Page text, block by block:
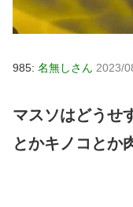
985: 名無しさん 2023/
マスソはどうせ
とかキノコとか